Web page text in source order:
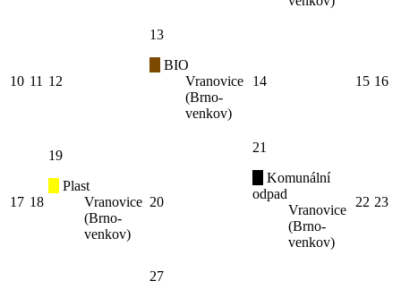
10 11 12
13
BIO
Vranovice
(Brno-
venkov)
14 15 16
17 18
19
Plast
Vranovice
(Brno-
venkov)
20
21
Komunální
odpad
Vranovice
(Brno-
venkov)
22 23
27